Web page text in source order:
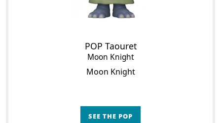
POP Taouret
Moon Knight
Moon Knight
SEE THE POP